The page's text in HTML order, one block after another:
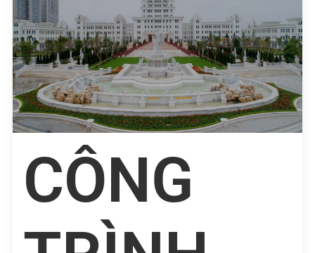
CÔNG